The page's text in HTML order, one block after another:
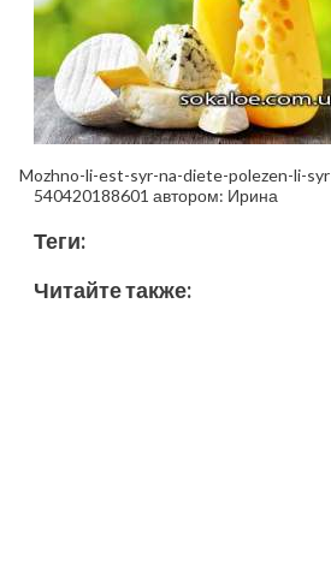
Mozhno-li-est-syr-na-diete-polezen-li-syr
540420188601 автором: Ирина
Теги:
Читайте также: